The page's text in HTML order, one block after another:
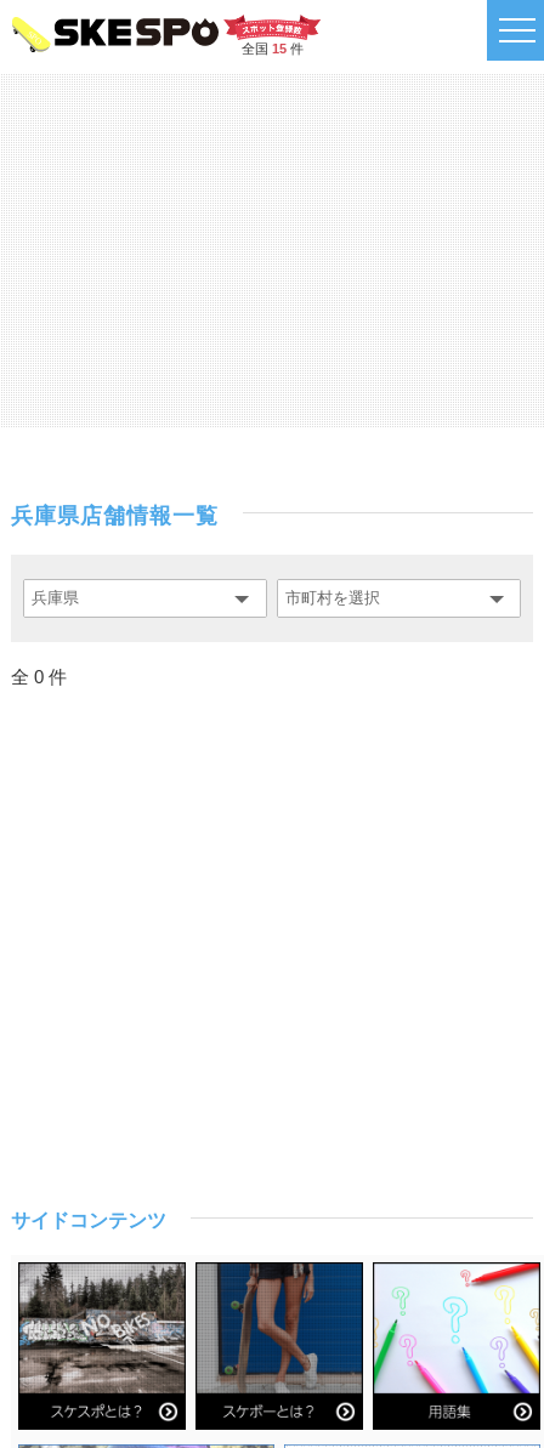
全国 15件
兵庫県店舗情報一覧
全 0 件
サイドコンテンツ